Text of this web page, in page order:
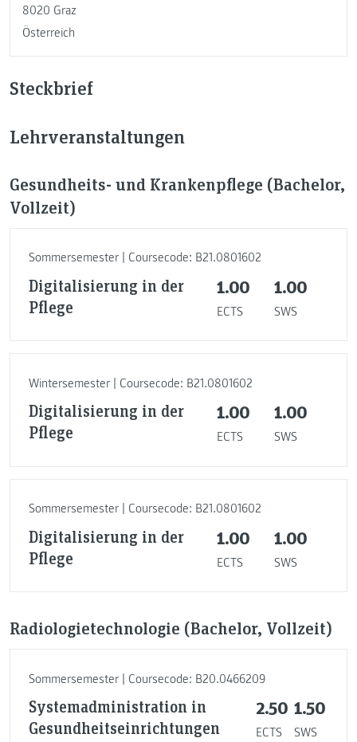
8020 Graz
Österreich
Steckbrief
Lehrveranstaltungen
Gesundheits- und Krankenpflege (Bachelor,
Vollzeit)
Sommersemester | Coursecode: B21.0801602
Digitalisierung in der
Pflege
1.00
ECTS
1.00
SWS
Wintersemester | Coursecode: B21.0801602
Digitalisierung in der
Pflege
1.00
ECTS
1.00
SWS
Sommersemester | Coursecode: B21.0801602
Digitalisierung in der
Pflege
1.00
ECTS
1.00
SWS
Radiologietechnologie (Bachelor, Vollzeit)
Sommersemester | Coursecode: B20.0466209
Systemadministration in
Gesundheitseinrichtungen
2.50
ECTS
1.50
SWS